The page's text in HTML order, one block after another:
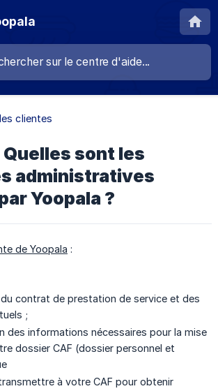
clientes
Quelles sont les
administratives
Yoopala ?
de Yoopala :
contrat de prestation de service et des
;
des informations nécessaires pour la mise
dossier CAF (dossier personnel et
à votre CAF pour obtenir